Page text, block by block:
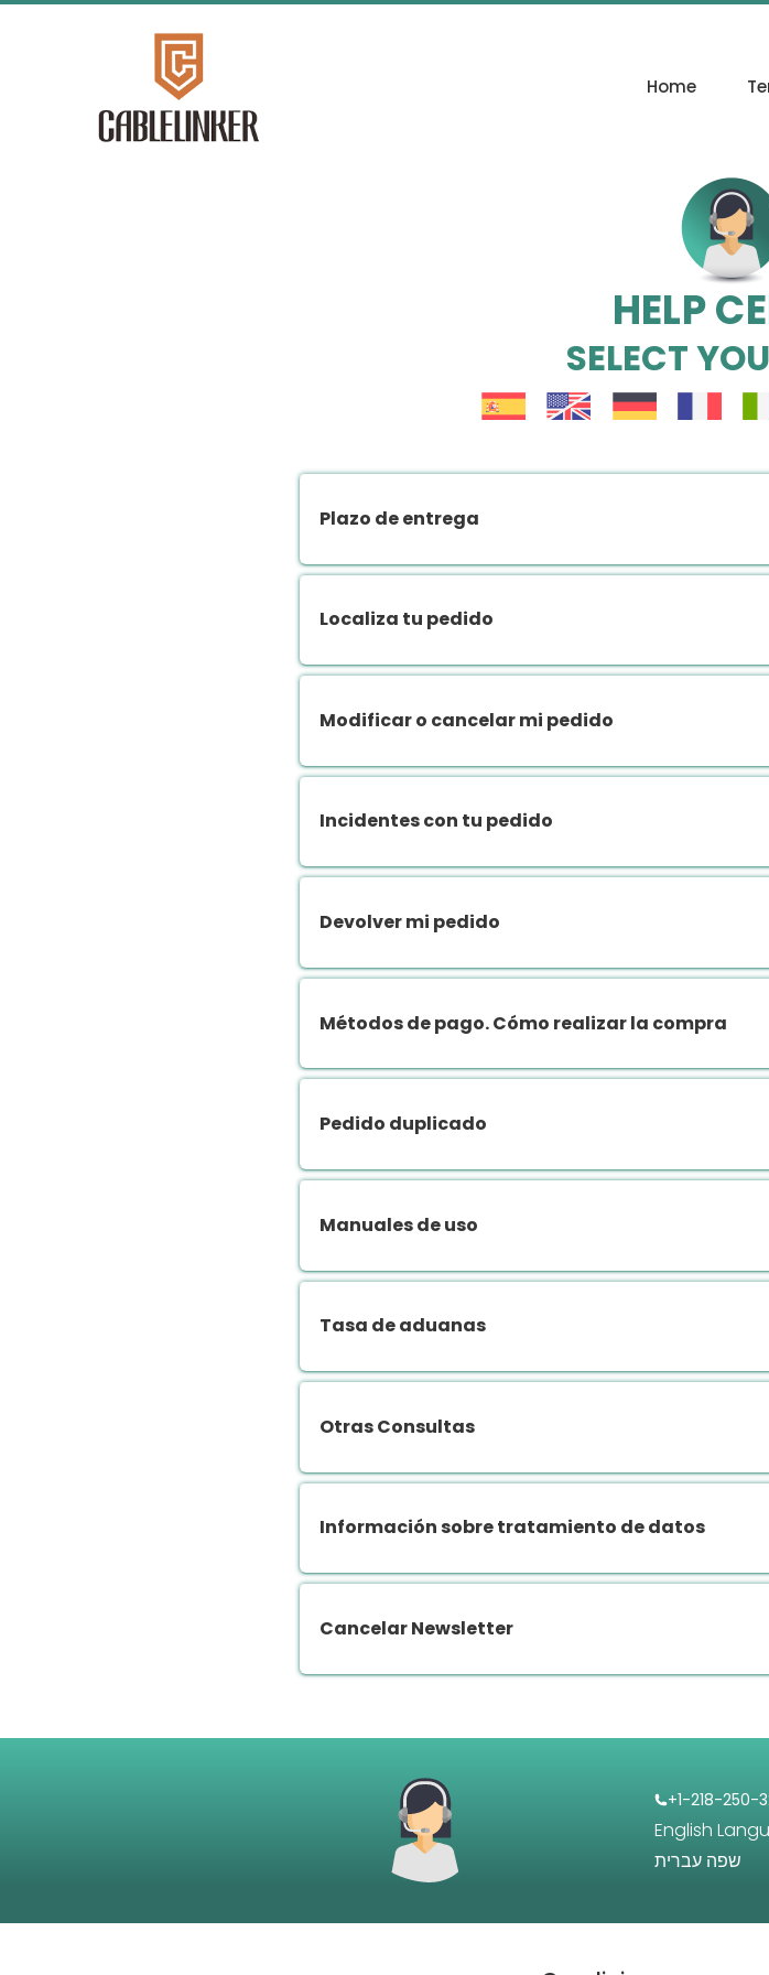
Home
HELP
SELECT
Plazo de entrega
Localiza tu pedido
Modificar o cancelar mi pedido
Incidentes con tu pedido
Devolver mi pedido
Métodos de pago. Cómo realizar la compra
Pedido duplicado
Manuales de uso
Tasa de aduanas
Otras Consultas
Información sobre tratamiento de datos
Cancelar Newsletter
+1-218-250-
English
שפה עברית